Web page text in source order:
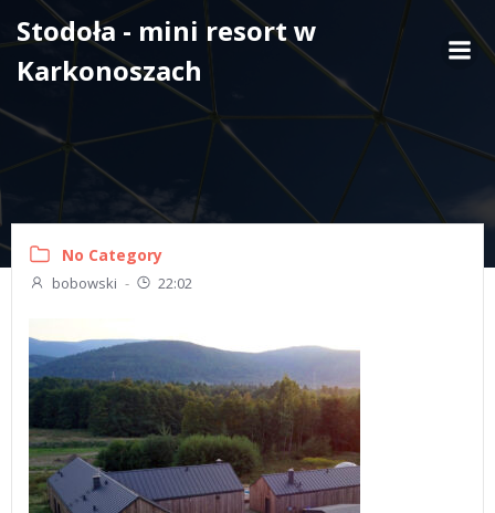
Skip
to
content
Stodoła - mini resort w
Karkonoszach
No Category
bobowski - 22:02